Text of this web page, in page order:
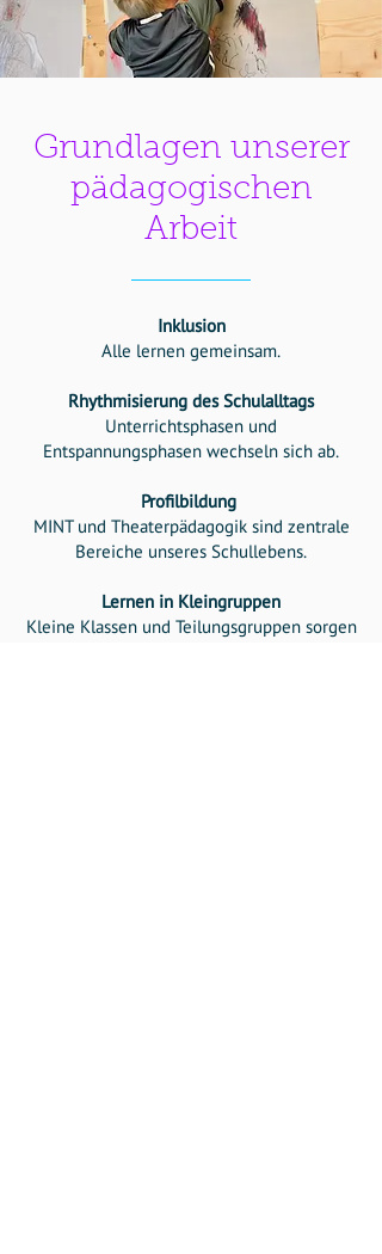
Grundlagen unserer
pädagogischen
Arbeit
Inklusion
Alle lernen gemeinsam.
Rhythmisierung des Schulalltags
Unterrichtsphasen und
Entspannungsphasen wechseln sich ab.
Profilbildung
MINT und Theaterpädagogik sind zentrale
Bereiche unseres Schullebens.
Lernen in Kleingruppen
Kleine Klassen und Teilungsgruppen sorgen